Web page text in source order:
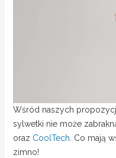
Wśród naszych
sylwetki nie może
oraz CoolTech. Co mają
zimno!